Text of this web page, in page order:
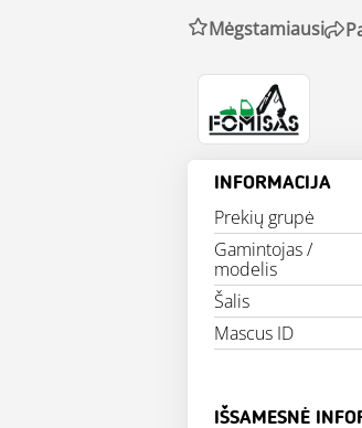
Mėgstamiausi
INFORMACIJA
Prekių grupė
Gamintojas /
modelis
Šalis
Mascus ID
IŠSAMESNĖ